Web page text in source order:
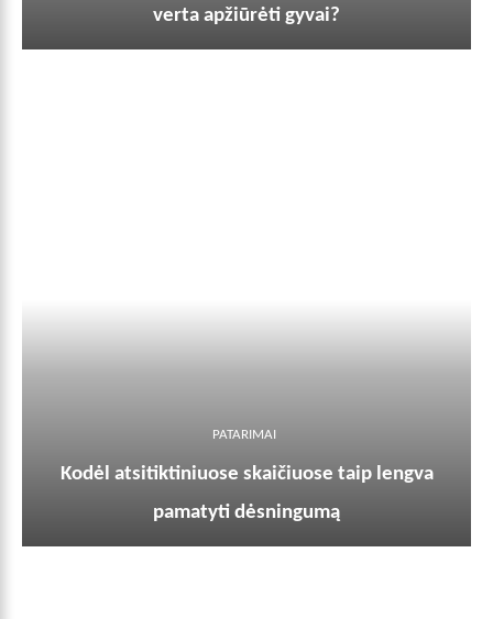
verta apžiūrėti gyvai?
PATARIMAI
Kodėl atsitiktiniuose skaičiuose taip lengva
pamatyti dėsningumą